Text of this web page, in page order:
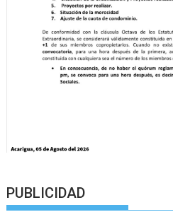
PUBLICIDAD